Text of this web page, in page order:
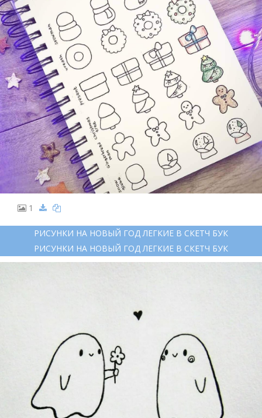
1
РИСУНКИ НА НОВЫЙ ГОД ЛЕГКИЕ В СКЕТЧ БУК
РИСУНКИ НА НОВЫЙ ГОД ЛЕГКИЕ В СКЕТЧ БУК